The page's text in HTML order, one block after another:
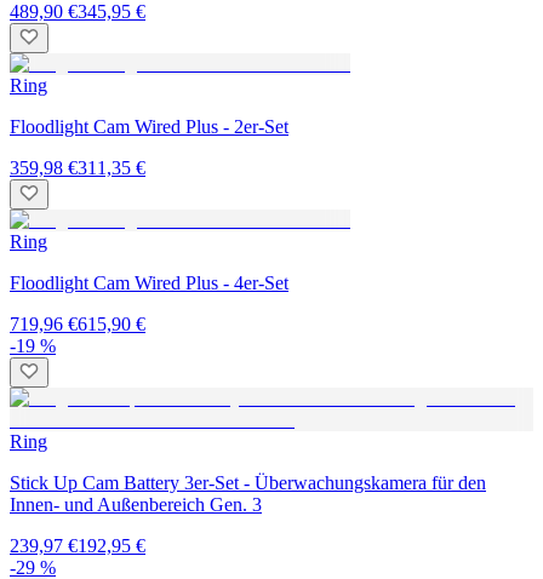
489,90 €345,95 €
Ring
Floodlight Cam Wired Plus - 2er-Set
359,98 €311,35 €
Ring
Floodlight Cam Wired Plus - 4er-Set
719,96 €615,90 €
-19 %
Ring
Stick Up Cam Battery 3er-Set - Überwachungskamera für den
Innen- und Außenbereich Gen. 3
239,97 €192,95 €
-29 %